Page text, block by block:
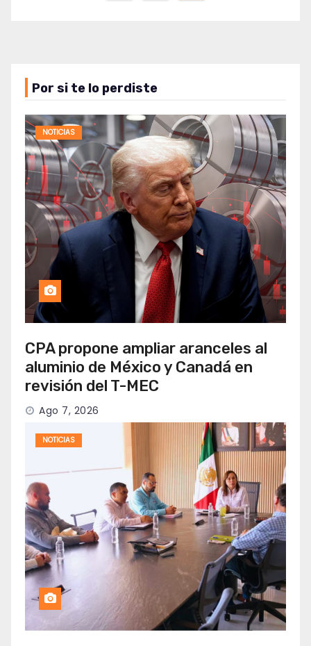
Por si te lo perdiste
NOTICIAS
CPA propone ampliar aranceles al
aluminio de México y Canadá en
revisión del T-MEC
Ago 7, 2026
NOTICIAS